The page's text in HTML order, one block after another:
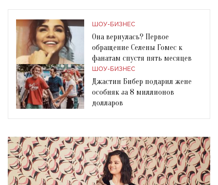
ШОУ-БИЗНЕС
Она вернулась? Первое
обращение Селены Гомес к
фанатам спустя пять месяцев
ШОУ-БИЗНЕС
Джастин Бибер подарил жене
особняк за 8 миллионов
долларов